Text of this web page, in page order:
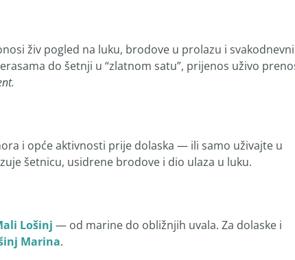
živ pogled na luku, brodove u prolazu i svakodnevni
do šetnji u “zlatnom satu”, prijenos uživo
i opće aktivnosti prije dolaska — ili samo uživajte u
šetnicu, usidrene brodove i dio ulaza u luku.
Lošinj — od marine do obližnjih uvala. Za dolaske i
Marina.